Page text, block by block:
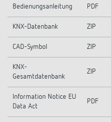
Bedienungsanleitung PDF
KNX-Datenbank ZIP
CAD-Symbol ZIP
KNX-
Gesamtdatenbank
ZIP
Information Notice EU
Data Act
PDF